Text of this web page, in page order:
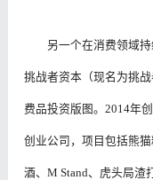
另一个在消费领域
挑战者资本（现名为挑
费品投资版图。 2014年
创业公司，项目包括熊
酒、M Stand、虎头局渣